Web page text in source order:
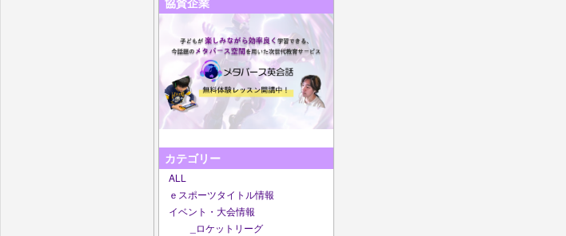
カテゴリー
ALL
ｅスポーツタイトル情報
イベント・大会情報
_ロケットリーグ